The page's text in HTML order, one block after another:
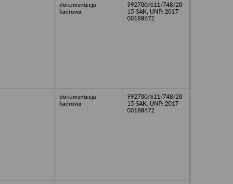
dokumentacja
kadrowa
992700/611/748/20
15-SAK, UNP: 2017-
00188672
dokumentacja
kadrowa
992700/611/748/20
15-SAK, UNP: 2017-
00188672